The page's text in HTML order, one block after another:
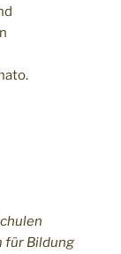
für Bildung